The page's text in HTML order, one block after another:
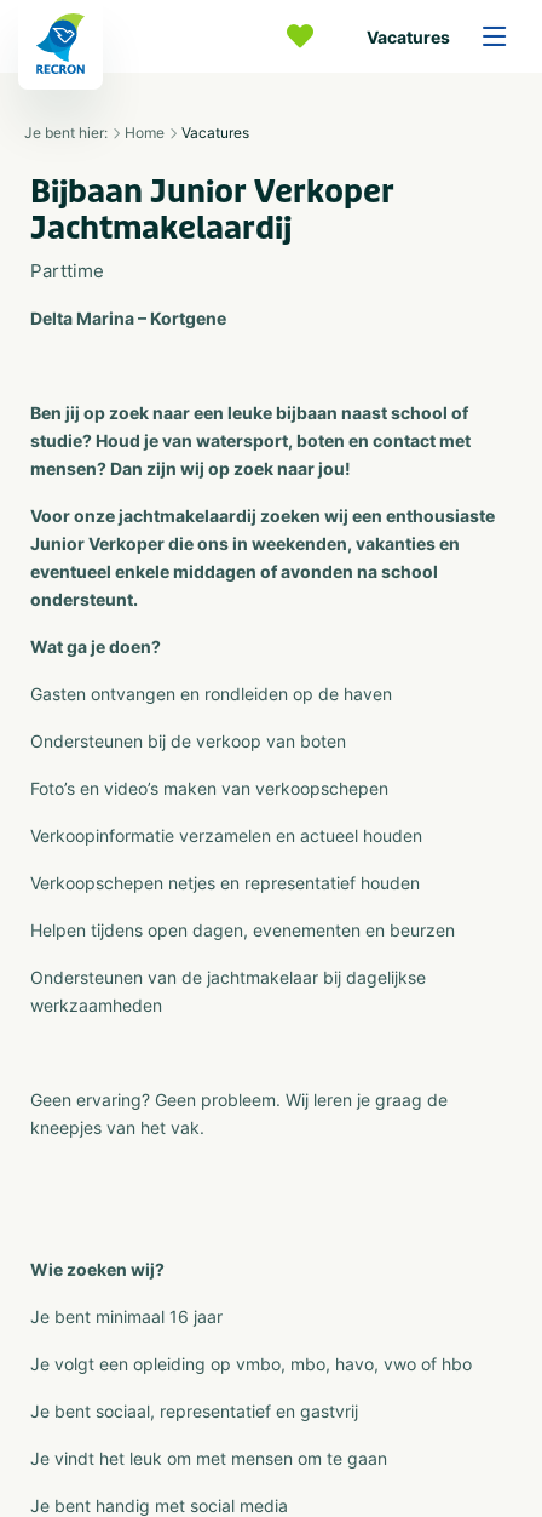
Vacatures
Je bent hier: Home Vacatures
Bijbaan Junior Verkoper
Jachtmakelaardij
Parttime
Delta Marina – Kortgene
Ben jij op zoek naar een leuke bijbaan naast school of
studie? Houd je van watersport, boten en contact met
mensen? Dan zijn wij op zoek naar jou!
Voor onze jachtmakelaardij zoeken wij een enthousiaste
Junior Verkoper die ons in weekenden, vakanties en
eventueel enkele middagen of avonden na school
ondersteunt.
Wat ga je doen?
Gasten ontvangen en rondleiden op de haven
Ondersteunen bij de verkoop van boten
Foto’s en video’s maken van verkoopschepen
Verkoopinformatie verzamelen en actueel houden
Verkoopschepen netjes en representatief houden
Helpen tijdens open dagen, evenementen en beurzen
Ondersteunen van de jachtmakelaar bij dagelijkse
werkzaamheden
Geen ervaring? Geen probleem. Wij leren je graag de
kneepjes van het vak.
Wie zoeken wij?
Je bent minimaal 16 jaar
Je volgt een opleiding op vmbo, mbo, havo, vwo of hbo
Je bent sociaal, representatief en gastvrij
Je vindt het leuk om met mensen om te gaan
Je bent handig met social media